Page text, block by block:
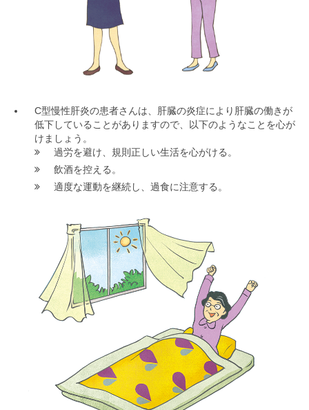
C型慢性肝炎の患者さんは、肝臓の炎症により肝臓の働きが
低下していることがありますので、以下のようなことを心が
けましょう。
過労を避け、規則正しい生活を心がける。
飲酒を控える。
適度な運動を継続し、過食に注意する。